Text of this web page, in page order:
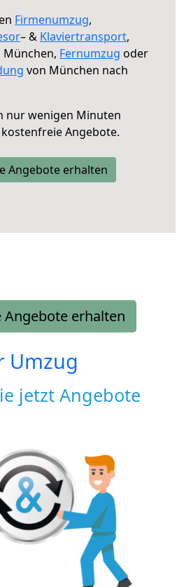
Firmenumzug,
– & Klaviertransport,
München, Fernumzug oder
von München nach
nur wenigen Minuten
Angebote.
Angebote erhalten
Angebote erhalten
Umzug
jetzt Angebote